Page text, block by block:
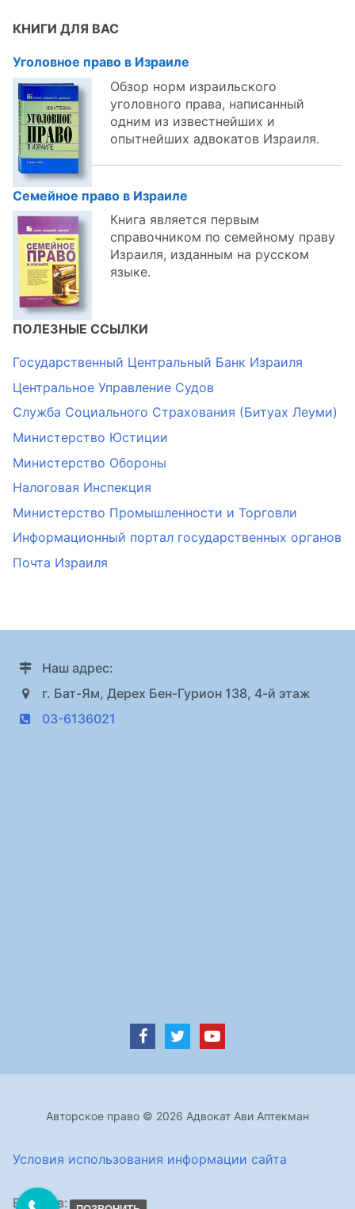
КНИГИ ДЛЯ ВАС
Уголовное право в Израиле
Обзор норм израильского
уголовного права, написанный
одним из известнейших и
опытнейших адвокатов Израиля.
Семейное право в Израиле
Книга является первым
справочником по семейному праву
Израиля, изданным на русском
языке.
ПОЛЕЗНЫЕ ССЫЛКИ
Государственный Центральный Банк Израиля
Центральное Управление Судов
Служба Социального Страхования (Битуах Леуми)
Министерство Юстиции
Министерство Обороны
Налоговая Инспекция
Министерство Промышленности и Торговли
Информационный портал государственных органов
Почта Израиля
Наш адрес:
г. Бат-Ям, Дерех Бен-Гурион 138, 4-й этаж
03-6136021
Авторское право © 2026 Адвокат Ави Аптекман
Условия использования информации сайта
Визитов: